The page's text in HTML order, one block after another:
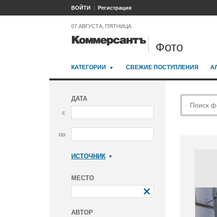
ВОЙТИ Регистрация
07 АВГУСТА, ПЯТНИЦА
Фото
КАТЕГОРИИ СВЕЖИЕ ПОСТУПЛЕНИЯ
ДАТА
с
по
ИСТОЧНИК
МЕСТО
АВТОР